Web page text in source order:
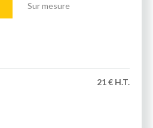
Sur mesure
21 € H.T.